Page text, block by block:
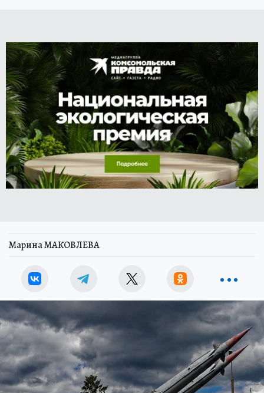
Марина МАКОВЛЕВА